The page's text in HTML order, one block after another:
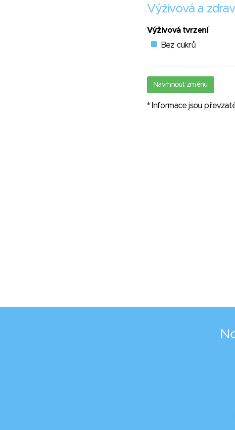
Výživová a
Výživová tvrzení
Bez cukrů
Navrhnout změnu
* Informace jsou